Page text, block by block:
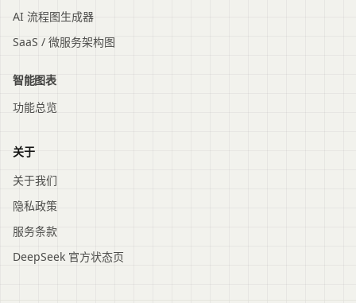
AI 流程图生成器
SaaS / 微服务架构图
智能图表
功能总览
关于
关于我们
隐私政策
服务条款
DeepSeek 官方状态页